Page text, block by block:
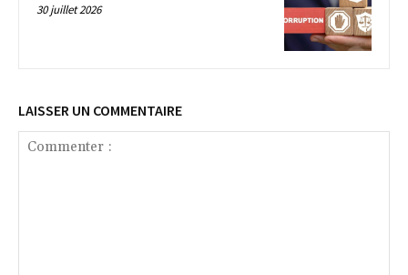
30 juillet 2026
LAISSER UN COMMENTAIRE